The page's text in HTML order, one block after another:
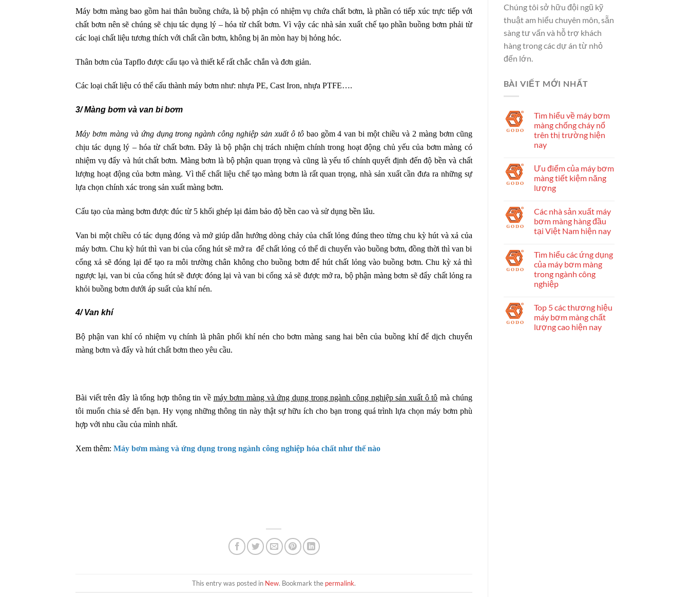
Máy bơm màng bao gồm hai thân buồng chứa, là bộ phận có nhiệm vụ chứa chất bơm, là phần có tiếp xúc trực tiếp với
chất bơm nên sẽ chúng sẽ chịu tác dụng lý – hóa từ chất bơm. Vì vậy các nhà sản xuất chế tạo phần buồng bơm phải từ
các loại chất liệu tương thích với chất cần bơm, không bị ăn mòn hay bị hỏng hóc.
Thân bơm của Tapflo được cấu tạo và thiết kế rất chắc chắn và đơn giản.
Các loại chất liệu có thể cấu thành máy bơm như: nhựa PE, Cast Iron, nhựa PTFE….
3/ Màng bơm và van bi bơm
Máy bơm màng và ứng dụng trong ngành công nghiệp sản xuất ô tôbao gồm 4 van bi một chiều và 2 màng bơm cũng
chịu tác dụng lý – hóa từ chất bơm. Đây là bộ phận chị trách nhiệm chính trong hoạt động chủ yếu của bơm màng có
nhiệm vụ đẩy và hút chất bơm. Màng bơm là bộ phận quan trọng và cũng là yếu tố chính quyết định đến độ bền và chất
lượng hoạt động của bơm màng. Vì thế chất liệu chế tạo màng bơm là rất quan trọng, nhà sản xuất cần đưa ra những sự
lựa chọn chính xác trong sản xuất màng bơm.
Cấu tạo của màng bơm được đúc từ 5 khối ghép lại đảm bảo độ bền cao và sử dụng bền lâu.
Van bi một chiều có tác dụng đóng và mở giúp dẫn hướng dòng chảy của chất lỏng đúng theo từng chu kỳ hút và xả của
máy bơm. Chu kỳ hút thì van bi của cổng hút sẽ mở ra để chất lỏng có thể di chuyển vào buồng bơm, đồng thời thì van bi
cổng xả sẽ đóng lại để tạo ra môi trường chân không cho buồng bơm để hút chất lỏng vào buồng bơm. Chu kỳ xả thì
ngược lại, van bi của cổng hút sẽ được đóng lại và van bi cổng xả sẽ được mở ra, bộ phận màng bơm sẽ đẩy chất lỏng ra
khỏi buồng bơm dưới áp suất của khí nén.
4/ Van khí
Bộ phận van khí có nhiệm vụ chính là phân phối khí nén cho bơm màng sang hai bên của buồng khí để dịch chuyển
màng bơm và đẩy và hút chất bơm theo yêu cầu.
Bài viết trên đây là tổng hợp thông tin về máy bơm màng và ứng dụng trong ngành công nghiệp sản xuất ô tô mà chúng
tôi muốn chia sẻ đến bạn. Hy vọng những thông tin này thật sự hữu ích cho bạn trong quá trình lựa chọn máy bơm phù
hợp với nhu cầu của mình nhất.
Xem thêm: Máy bơm màng và ứng dụng trong ngành công nghiệp hóa chất như thế nào
This entry was posted in New. Bookmark the permalink.
Chúng tôi sở hữu đội ngũ kỹ
thuật am hiểu chuyên môn, sẵn
sàng tư vấn và hỗ trợ khách
hàng trong các dự án từ nhỏ
đến lớn.
BÀI VIẾT MỚI NHẤT
Tìm hiểu về máy bơm
màng chống cháy nổ
trên thị trường hiện
nay
Ưu điểm của máy bơm
màng tiết kiệm năng
lượng
Các nhà sản xuất máy
bơm màng hàng đầu
tại Việt Nam hiện nay
Tìm hiểu các ứng dụng
của máy bơm màng
trong ngành công
nghiệp
Top 5 các thương hiệu
máy bơm màng chất
lượng cao hiện nay